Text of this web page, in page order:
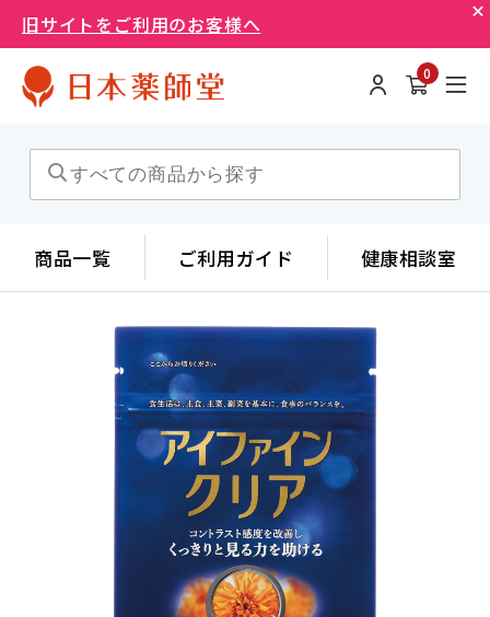
旧サイトをご利用のお客様へ
0
商品一覧 ご利用ガイド 健康相談室